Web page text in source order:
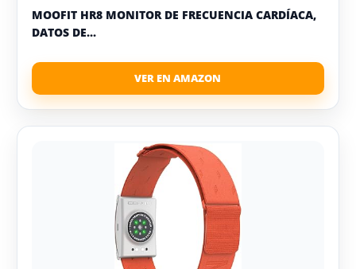
MOOFIT HR8 MONITOR DE FRECUENCIA CARDÍACA,
DATOS DE...